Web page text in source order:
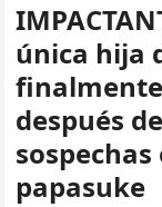
única hija
después
papasuke